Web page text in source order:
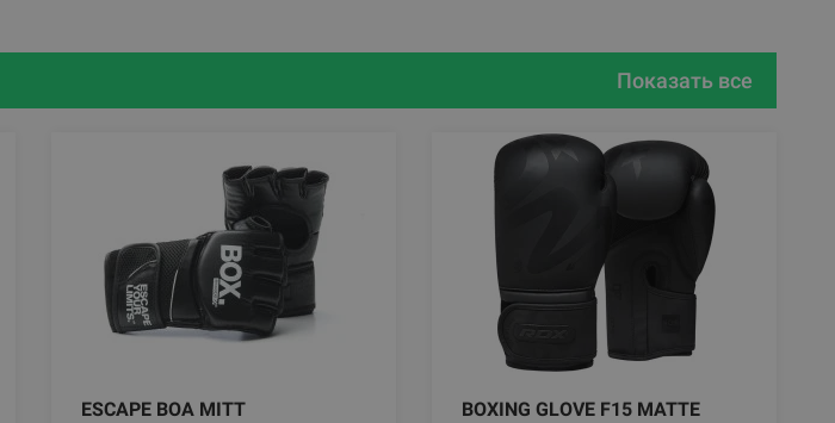
Показать все
ESCAPE BOA MITT
BOXING GLOVE F15 MATTE